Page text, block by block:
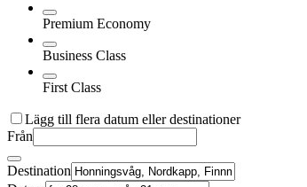
Premium Economy
Business Class
First Class
Lägg till flera datum eller destinationer
Från
Destination